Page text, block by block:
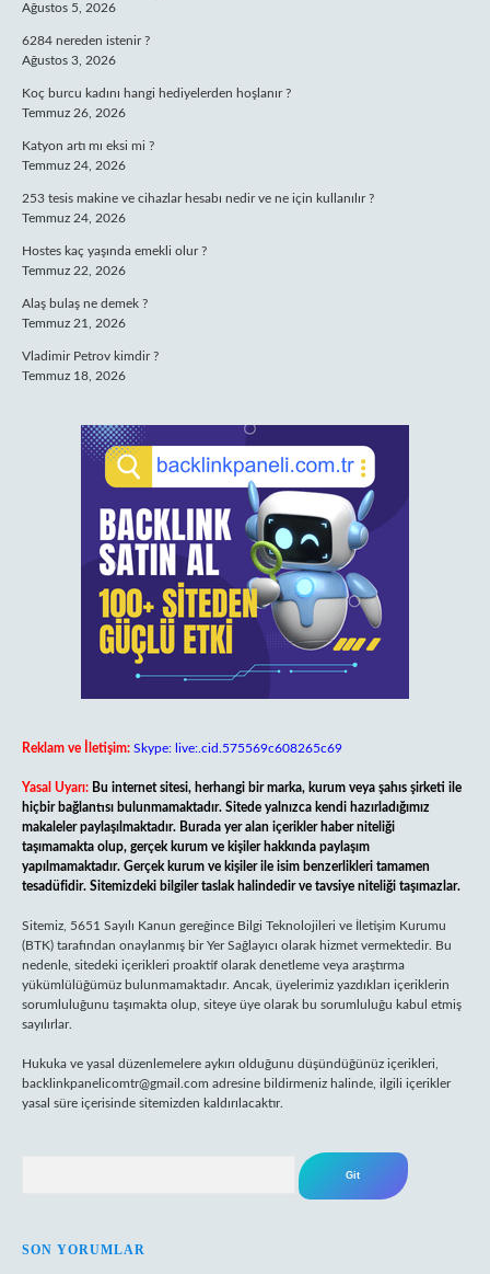
Ağustos 5, 2026
6284 nereden istenir ?
Ağustos 3, 2026
Koç burcu kadını hangi hediyelerden hoşlanır ?
Temmuz 26, 2026
Katyon artı mı eksi mi ?
Temmuz 24, 2026
253 tesis makine ve cihazlar hesabı nedir ve ne için kullanılır ?
Temmuz 24, 2026
Hostes kaç yaşında emekli olur ?
Temmuz 22, 2026
Alaş bulaş ne demek ?
Temmuz 21, 2026
Vladimir Petrov kimdir ?
Temmuz 18, 2026
Reklam ve İletişim: Skype: live:.cid.575569c608265c69
Yasal Uyarı: Bu internet sitesi, herhangi bir marka, kurum veya şahıs şirketi ile
hiçbir bağlantısı bulunmamaktadır. Sitede yalnızca kendi hazırladığımız
makaleler paylaşılmaktadır. Burada yer alan içerikler haber niteliği
taşımamakta olup, gerçek kurum ve kişiler hakkında paylaşım
yapılmamaktadır. Gerçek kurum ve kişiler ile isim benzerlikleri tamamen
tesadüfidir. Sitemizdeki bilgiler taslak halindedir ve tavsiye niteliği taşımazlar.
Sitemiz, 5651 Sayılı Kanun gereğince Bilgi Teknolojileri ve İletişim Kurumu
(BTK) tarafından onaylanmış bir Yer Sağlayıcı olarak hizmet vermektedir. Bu
nedenle, sitedeki içerikleri proaktif olarak denetleme veya araştırma
yükümlülüğümüz bulunmamaktadır. Ancak, üyelerimiz yazdıkları içeriklerin
sorumluluğunu taşımakta olup, siteye üye olarak bu sorumluluğu kabul etmiş
sayılırlar.
Hukuka ve yasal düzenlemelere aykırı olduğunu düşündüğünüz içerikleri,
backlinkpanelicomtr@gmail.com adresine bildirmeniz halinde, ilgili içerikler
yasal süre içerisinde sitemizden kaldırılacaktır.
SON YORUMLAR